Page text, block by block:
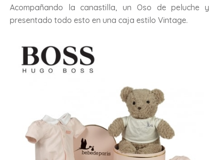
Acompañando la canastilla, un Oso de peluche y
presentado todo esto en una caja estilo Vintage.